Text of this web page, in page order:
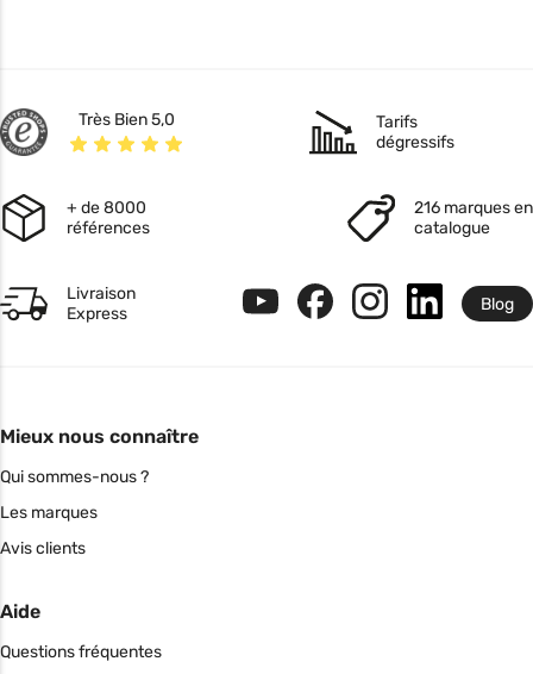
Très Bien 5,0
Tarifs
dégressifs
+ de 8000
références
216 marques en
catalogue
Livraison
Express
Blog
Mieux nous connaître
Qui sommes-nous ?
Les marques
Avis clients
Aide
Questions fréquentes